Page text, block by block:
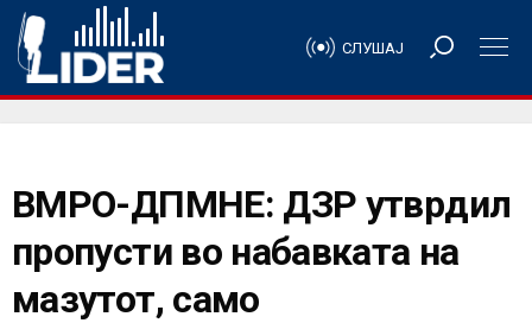
СЛУШАЈ
ВМРО-ДПМНЕ: ДЗР утврдил
пропусти во набавката на
мазутот, само